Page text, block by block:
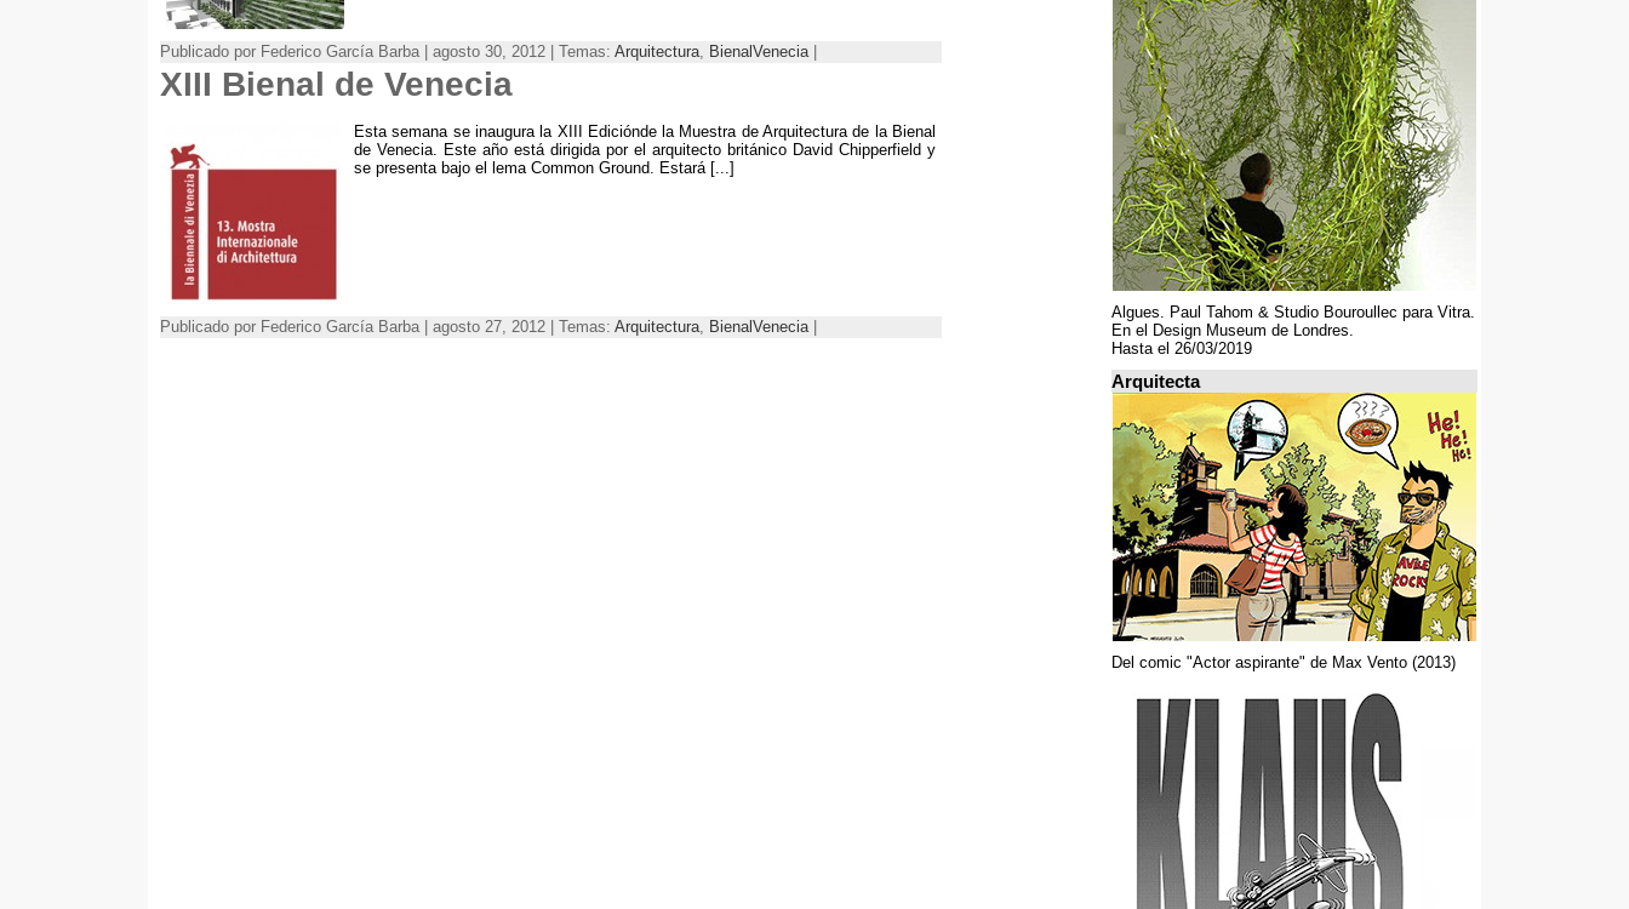
Publicado por Federico García Barba | agosto 30, 2012 | Temas: Arquitectura BienalVenecia
XIII Bienal de Venecia
Esta semana se inaugura la XIII Ediciónde la Muestra de Arquitectura de la Bienal
de Venecia. Este año está dirigida por el arquitecto británico David Chipperfield y
se presenta bajo el lema Common Ground. Estará [...]
Publicado por Federico García Barba | agosto 27, 2012 | Temas: Arquitectura BienalVenecia
Algues. Paul Tahom & Studio Bouroullec para Vitra.
En el Design Museum de Londres.
Hasta el 26/03/2019
Arquitecta
Del comic "Actor aspirante" de Max Vento (2013)